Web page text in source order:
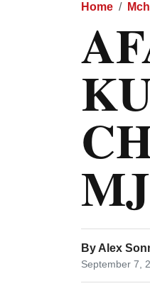
Home
By Alex
September 7,